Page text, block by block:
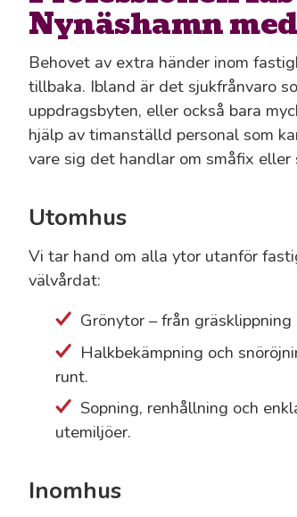
Nynäshamn
Behovet av extra händer inom
tillbaka. Ibland är det sjukfrånvaro
uppdragsbyten, eller också bara
hjälp av timanställd personal som
vare sig det handlar om småfix eller
Utomhus
Vi tar hand om alla ytor utanför
välvårdat:
Grönytor – från
Halkbekämpning och
runt.
Sopning, renhållning och
utemiljöer.
Inomhus